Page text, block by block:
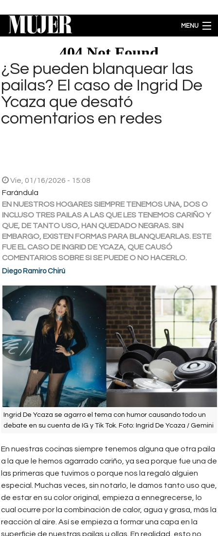
MENU
BIENESTAR
ACTUALIDAD
LIFESTYLE
PARA PADRES
¿Se pueden blanquear las
pailas? El caso de Ingrid De
Ycaza que desató
comentarios en redes
Vie, 01/16/2026 - 15:08
Farándula
EN NUESTROS HOGARES SIEMPRE TENEMOS UNA, DOS O
INCLUSO TRES PAILAS A LAS QUE LES TENEMOS CARIÑO Y
QUE, DE TANTO USO, HAN QUEDADO NEGRAS. SIN
EMBARGO, EXISTEN FORMAS PARA BLANQUEARLAS. ESTE
FUE EL CASO DE INGRID DE YCAZA, QUE CAUSÓ
COMENTARIOS SOBRE SI SE PUEDE O NO HACERLO.
Diego Ramiro Chirú
Ingrid De Ycaza se agarro el tema con humor causando todo un
debate en su cuenta de IG y Tik Tok. Foto: Ingrid De Ycaza / Gemini
En nuestras cocinas siempre tenemos alguna que otra paila
a la que le hemos agarrado cariño, ya sea porque fue una de
las primeras que tuvimos o porque nos la regaló alguien
especial. Muchas veces, sin notarlo, le damos tanto uso que,
de estar en su color original, empieza a ennegrecerse, lo
cual ocurre por la combinación de calor, agua y grasa, más la
reacción al aire. Así se empieza a formar una capa en la
superficie de nuestras pailas u ollas. En realidad, esto no